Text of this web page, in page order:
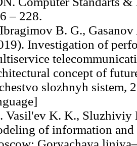
– 228.
B. G.,
Investigation of
concept of
slozhnyh sistem,
Vasil'ev K. K., Sluzhiviy
of information and